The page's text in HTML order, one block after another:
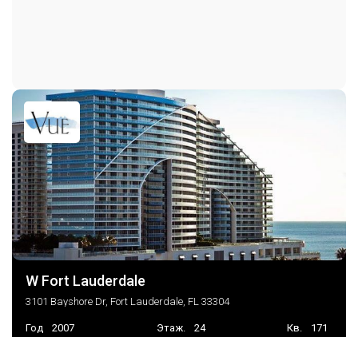
W Fort Lauderdale
3101 Bayshore Dr, Fort Lauderdale, FL 33304
Год 2007 Этаж. 24 Кв. 171